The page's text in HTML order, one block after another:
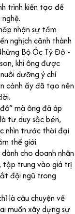
trình kiến tạo đế
nhận sự tầm
nghịch cảnh thành
Bộ Óc Tỷ Đô -
khi ông được
dưỡng ý chí
cảnh ấy đã tạo nên
mà ông đã áp
tư duy sắc bén,
nhìn trước thời đại
thế giới.
cho doanh nhân
tập trung vào giá trị
đội ngũ trong
là câu chuyện về
muốn xây dựng sự